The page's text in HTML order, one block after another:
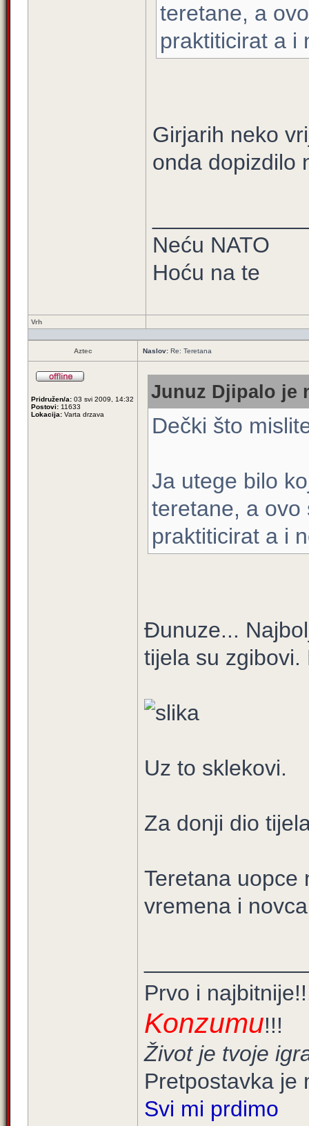
teretane, a
praktiticirat a i
Girjarih neko
onda dopizdilo
Neću NATO
Hoću na te
Vrh
Aztec Naslov: Re: Teretana
Pridružen/a: 03 svi 2009, 14:32
Postovi: 11633
Lokacija: Varta drzava
Junuz Djipalo je
Dečki što
Ja utege bilo
teretane, a ovo
praktiticirat a i
Đunuze...
tijela su zgibovi.
Uz to sklekovi.
Za donji dio
Teretana uopce
vremena i
Prvo i
Konzumu!!!
Život je tvoje
Pretpostavka je
Svi mi prdimo